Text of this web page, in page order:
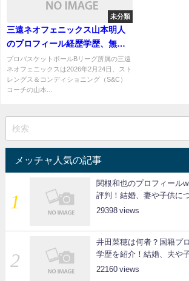
未分類
三遠ネオフェニックス山本明人
のプロフィール経歴学歴、無免
許運転発覚で契約解除へ
プロバスケットボールBリーグ所属の三遠
ネオフェニックスは2026年2月24日、スト
レングス＆コンディショニング（S&C）
コーチの山本...
メッチャ人気の記事
関根和也のプロフィール
評判！結婚、妻や子供に
29398
井田菜穂は何者？国籍プ
学歴を紹介！結婚、夫や
22160